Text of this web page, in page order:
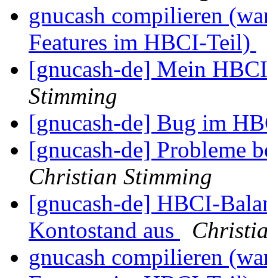
gnucash compilieren
Features im HBCI-Teil)
[gnucash-de] Mein
Stimming
[gnucash-de] Bug im
[gnucash-de] Probleme
Christian Stimming
[gnucash-de] HBCI-
Kontostand aus
gnucash compilieren